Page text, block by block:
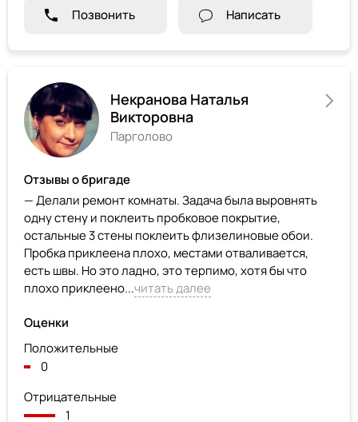
Позвонить Написать
Некранова Наталья
Викторовна
Парголово
Отзывы о бригаде
— Делали ремонт комнаты. Задача была выровнять
одну стену и поклеить пробковое покрытие,
остальные 3 стены поклеить флизелиновые обои.
Пробка приклеена плохо, местами отваливается,
есть швы. Но это ладно, это терпимо, хотя бы что
плохо приклеено...читать далее
Оценки
Положительные
0
Отрицательные
1